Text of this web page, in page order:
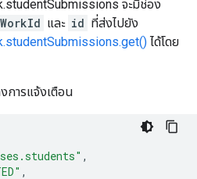
จะมีช่อง
และ id ที่ส่งไปยัง
ได้โดย
การแจ้งเตือน
,
,